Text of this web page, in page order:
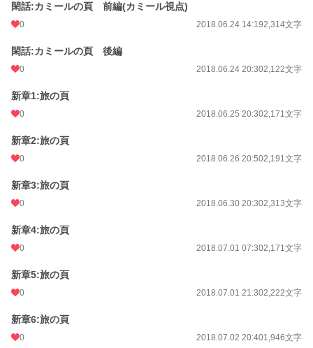
閑話:カミールの頁 前編(カミール視点)
0 2018.06.24 14:192,314文字
閑話:カミールの頁 後編
0 2018.06.24 20:302,122文字
新章1:旅の頁
0 2018.06.25 20:302,171文字
新章2:旅の頁
0 2018.06.26 20:502,191文字
新章3:旅の頁
0 2018.06.30 20:302,313文字
新章4:旅の頁
0 2018.07.01 07:302,171文字
新章5:旅の頁
0 2018.07.01 21:302,222文字
新章6:旅の頁
0 2018.07.02 20:401,946文字